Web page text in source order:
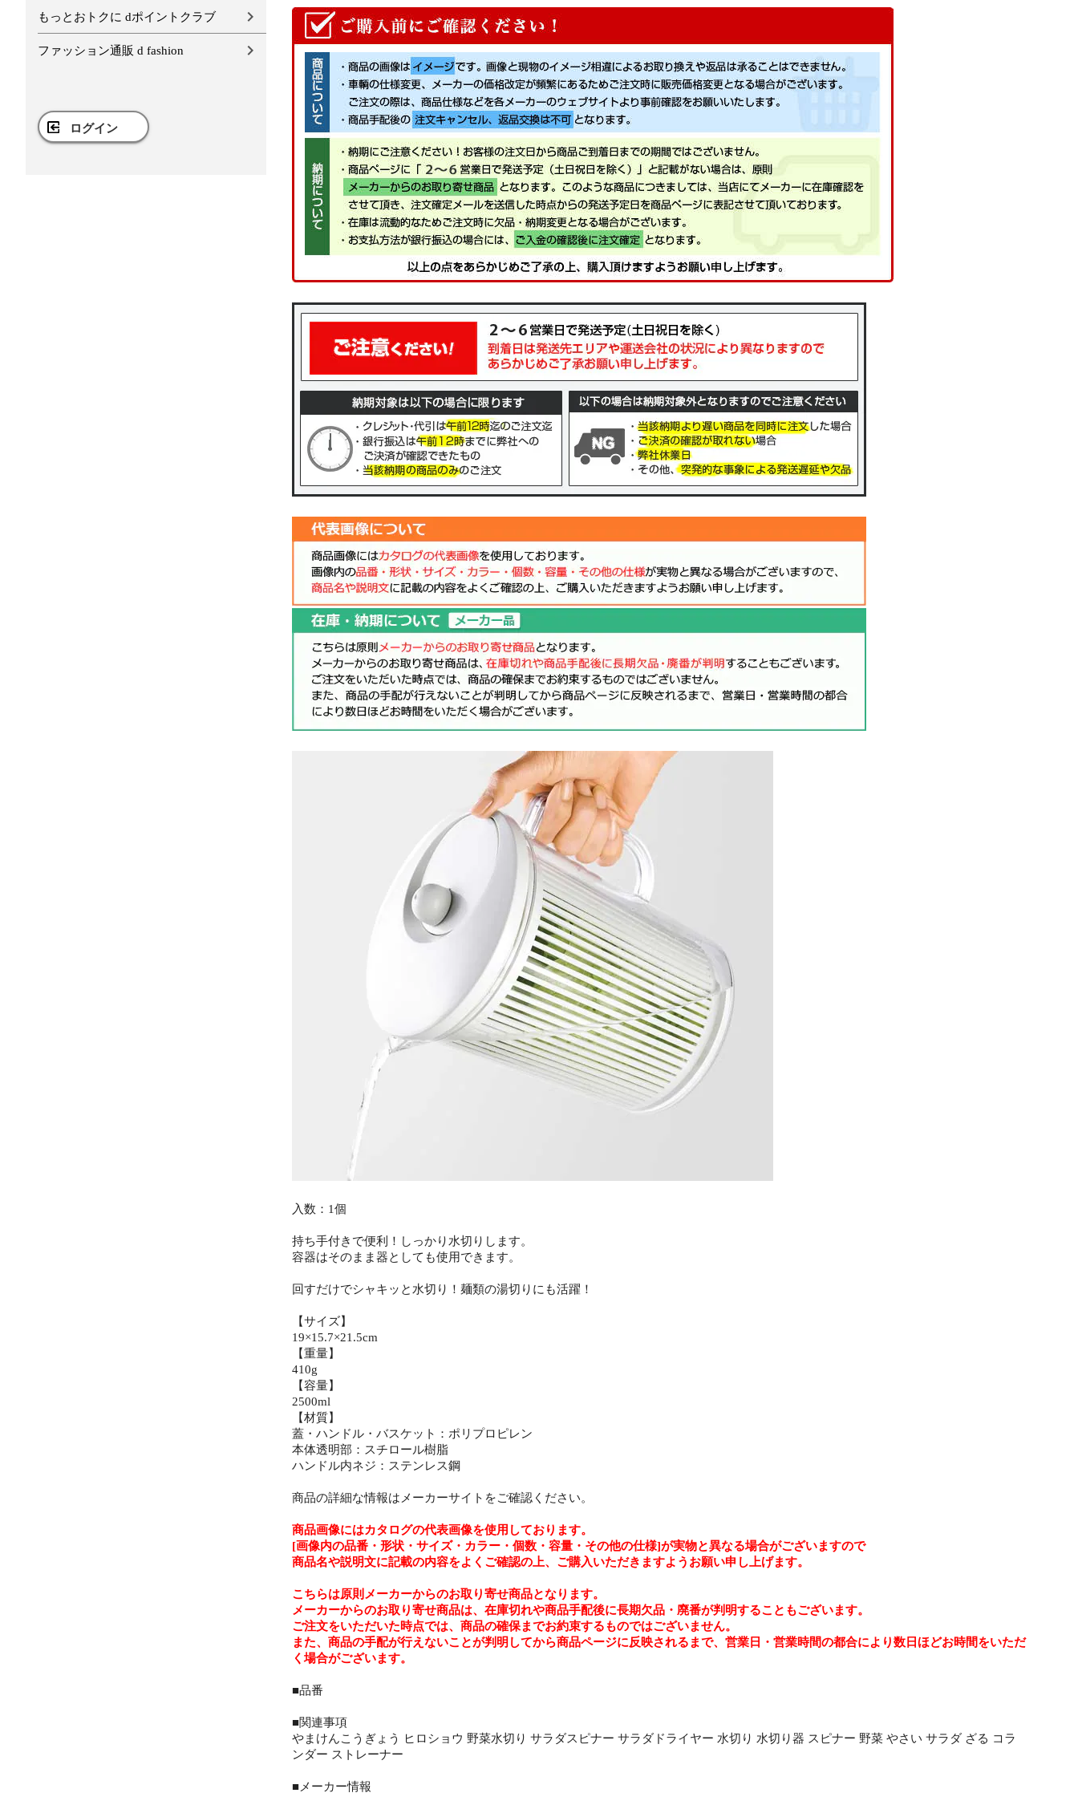
もっとおトクに dポイントクラブ
ファッション通販 d fashion
ログイン
入数：1個
持ち手付きで便利！しっかり水切りします。
容器はそのまま器としても使用できます。
回すだけでシャキッと水切り！麺類の湯切りにも活躍！
【サイズ】
19×15.7×21.5cm
【重量】
410g
【容量】
2500ml
【材質】
蓋・ハンドル・バスケット：ポリプロピレン
本体透明部：スチロール樹脂
ハンドル内ネジ：ステンレス鋼
商品の詳細な情報はメーカーサイトをご確認ください。
商品画像にはカタログの代表画像を使用しております。
[画像内の品番・形状・サイズ・カラー・個数・容量・その他の仕様]が実物と異なる場合がございますので
商品名や説明文に記載の内容をよくご確認の上、ご購入いただきますようお願い申し上げます。
こちらは原則メーカーからのお取り寄せ商品となります。
メーカーからのお取り寄せ商品は、在庫切れや商品手配後に長期欠品・廃番が判明することもございます。
ご注文をいただいた時点では、商品の確保までお約束するものではございません。
また、商品の手配が行えないことが判明してから商品ページに反映されるまで、営業日・営業時間の都合により数日ほどお時間をいただ
く場合がございます。
■品番
■関連事項
やまけんこうぎょう ヒロショウ 野菜水切り サラダスピナー サラダドライヤー 水切り 水切り器 スピナー 野菜 やさい サラダ ざる コラ
ンダー ストレーナー
■メーカー情報